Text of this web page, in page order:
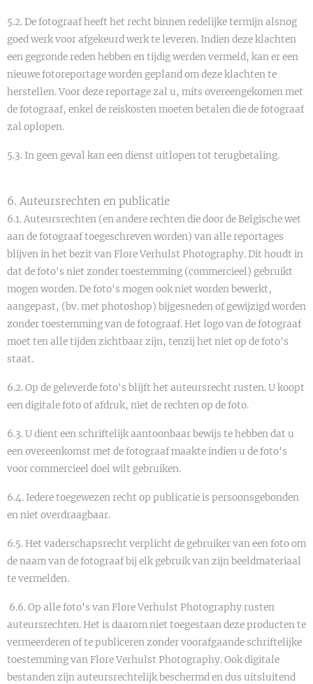
5.2. De fotograaf heeft het recht binnen redelijke termijn alsnog
goed werk voor afgekeurd werk te leveren. Indien deze klachten
een gegronde reden hebben en tijdig werden vermeld, kan er een
nieuwe fotoreportage worden gepland om deze klachten te
herstellen. Voor deze reportage zal u, mits overeengekomen met
de fotograaf, enkel de reiskosten moeten betalen die de fotograaf
zal oplopen.
5.3. In geen geval kan een dienst uitlopen tot terugbetaling.
6. Auteursrechten en publicatie
6.1. Auteursrechten (en andere rechten die door de Belgische wet
aan de fotograaf toegeschreven worden) van alle reportages
blijven in het bezit van Flore Verhulst Photography. Dit houdt in
dat de foto's niet zonder toestemming (commercieel) gebruikt
mogen worden. De foto's mogen ook niet worden bewerkt,
aangepast, (bv. met photoshop) bijgesneden of gewijzigd worden
zonder toestemming van de fotograaf. Het logo van de fotograaf
moet ten alle tijden zichtbaar zijn, tenzij het niet op de foto's
staat.
6.2. Op de geleverde foto's blijft het auteursrecht rusten. U koopt
een digitale foto of afdruk, niet de rechten op de foto.
6.3. U dient een schriftelijk aantoonbaar bewijs te hebben dat u
een overeenkomst met de fotograaf maakte indien u de foto's
voor commercieel doel wilt gebruiken.
6.4. Iedere toegewezen recht op publicatie is persoonsgebonden
en niet overdraagbaar.
6.5. Het vaderschapsrecht verplicht de gebruiker van een foto om
de naam van de fotograaf bij elk gebruik van zijn beeldmateriaal
te vermelden.
6.6. Op alle foto's van Flore Verhulst Photography rusten
auteursrechten. Het is daarom niet toegestaan deze producten te
vermeerderen of te publiceren zonder voorafgaande schriftelijke
toestemming van Flore Verhulst Photography. Ook digitale
bestanden zijn auteursrechtelijk beschermd en dus uitsluitend